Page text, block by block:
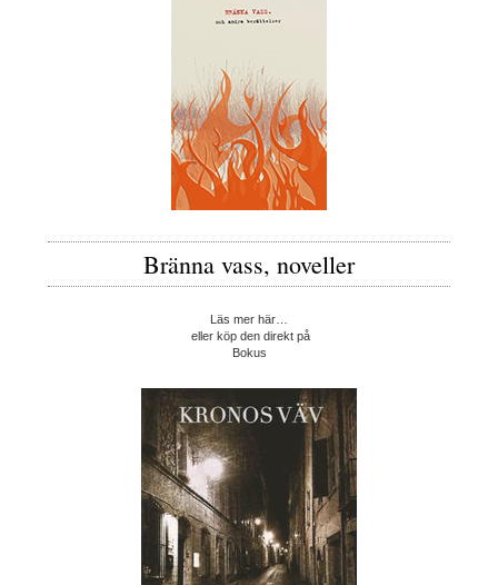
Bränna vass, noveller
Läs mer här…
eller köp den direkt på
Bokus